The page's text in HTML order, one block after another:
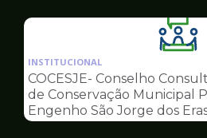
da
de
INSTITUCIONAL
COCESJE- Conselho
de Conservação Municipal
Engenho São Jorge dos